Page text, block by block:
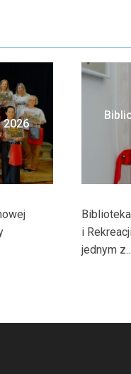
2026
i
jednym z...